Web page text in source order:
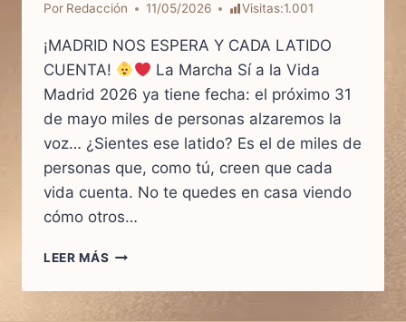
Por Redacción 11/05/2026 Visitas:1.001
¡MADRID NOS ESPERA Y CADA LATIDO
CUENTA!
La Marcha Sí a la Vida
Madrid 2026 ya tiene fecha: el próximo 31
de mayo miles de personas alzaremos la
voz… ¿Sientes ese latido? Es el de miles de
personas que, como tú, creen que cada
vida cuenta. No te quedes en casa viendo
cómo otros…
LEER MÁS MARCHA
A
LA